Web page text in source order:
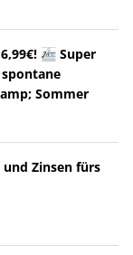
🚈 Super
Sommer
und Zinsen fürs